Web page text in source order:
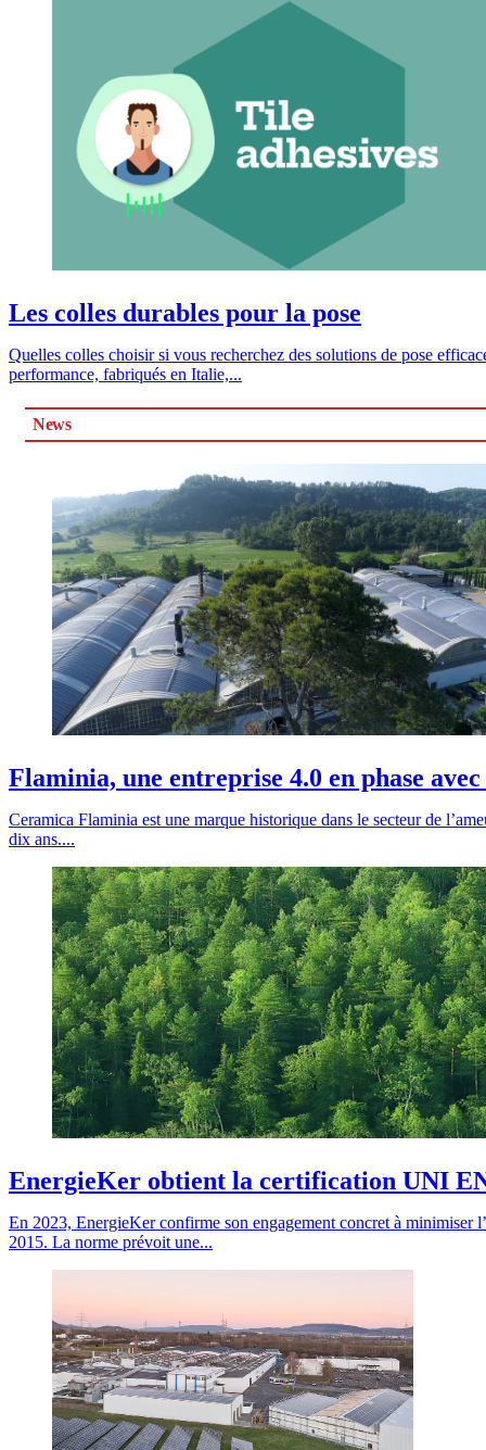
Les colles durables pour la pose
Quelles colles choisir si vous recherchez des solutions de pose
performance, fabriqués en Italie,...
News
Flaminia, une entreprise 4.0 en phase
Ceramica Flaminia est une marque historique dans le secteur de
dix ans....
EnergieKer obtient la certification UNI
En 2023, EnergieKer confirme son engagement concret à
2015. La norme prévoit une...